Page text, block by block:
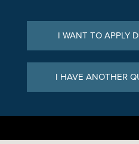
I WANT TO APPLY
I HAVE ANOTHER